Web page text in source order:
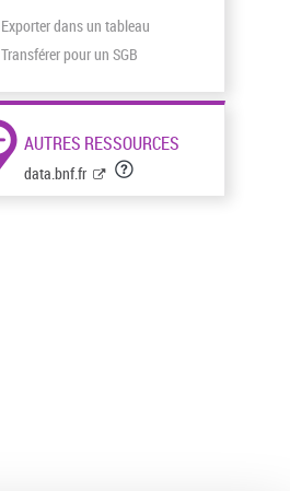
Exporter dans un tableau
Transférer pour un SGB
AUTRES RESSOURCES
data.bnf.fr